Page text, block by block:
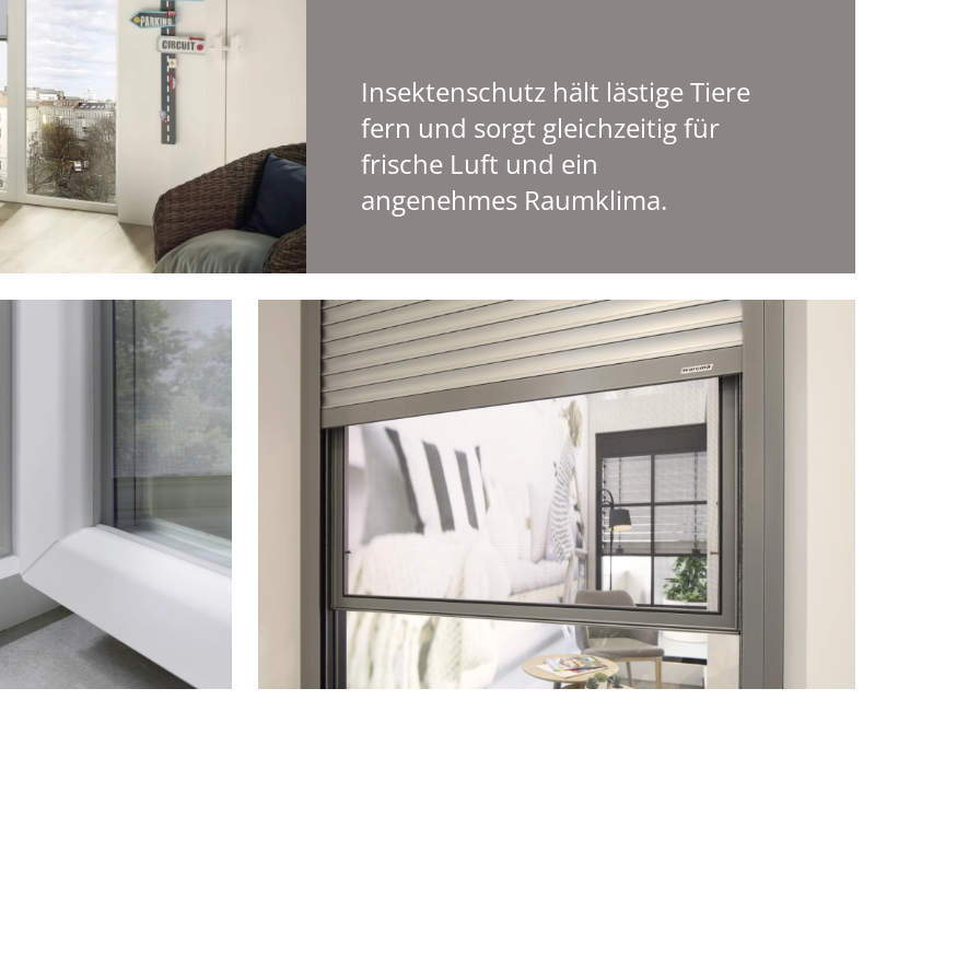
Insektenschutz hält lästige Tiere
fern und sorgt gleichzeitig für
frische Luft und ein
angenehmes Raumklima.